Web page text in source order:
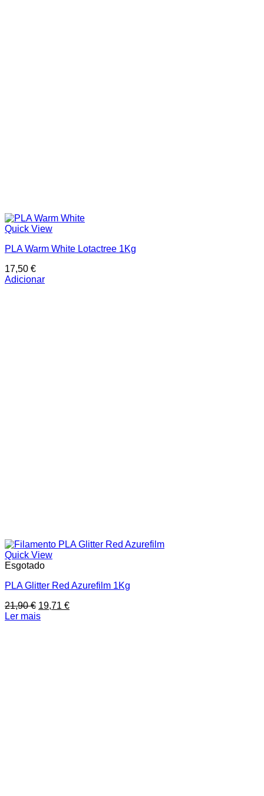
Quick View
PLA Warm White Lotactree 1Kg
17,50 €
Adicionar
Quick View
Esgotado
PLA Glitter Red Azurefilm 1Kg
21,90€ O
preço
19,71 €O
Ler mais